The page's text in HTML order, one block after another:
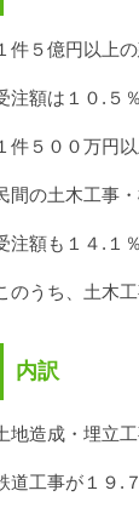
件５億円以上
注額は１０.５
件５００万円
間の土木工事
注額も１４.１
のうち、土木
内訳
地造成・埋立
道工事が１９.